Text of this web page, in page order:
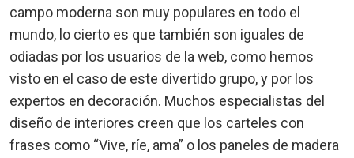
campo moderna son muy populares en todo el
mundo, lo cierto es que también son iguales de
odiadas por los usuarios de la web, como hemos
visto en el caso de este divertido grupo, y por los
expertos en decoración. Muchos especialistas del
diseño de interiores creen que los carteles con
frases como “Vive, ríe, ama” o los paneles de madera